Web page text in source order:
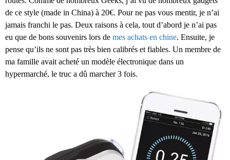
de ce style (made in China) à 20€. Pour ne pas vous mentir, je n’ai
jamais franchi le pas. Deux raisons à cela, tout d’abord je n’ai pas
eu que de bons souvenirs lors de mes achats en chine. Ensuite, je
pense qu’ils ne sont pas très bien calibrés et fiables. Un membre de
ma famille avait acheté un modèle électronique dans un
hypermarché, le truc a dû marcher 3 fois.